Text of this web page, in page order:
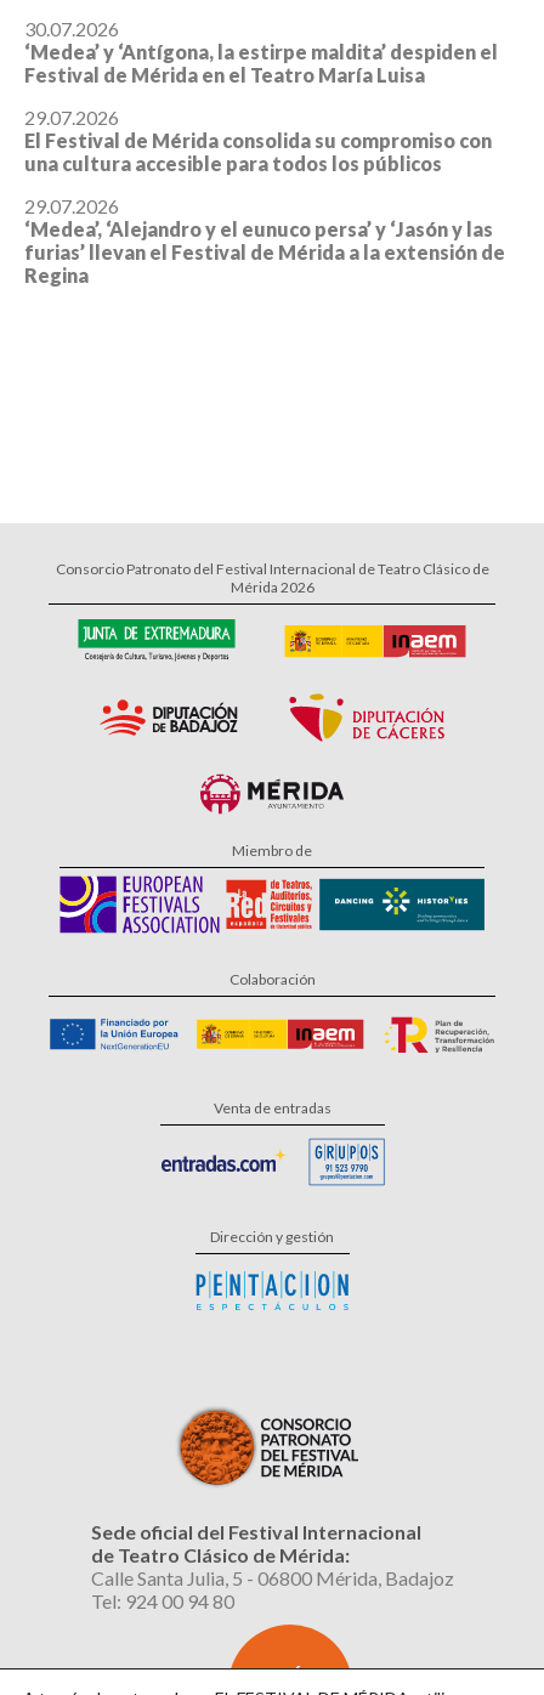
30.07.2026
‘Medea’ y ‘Antígona, la estirpe maldita’ despiden el
Festival de Mérida en el Teatro María Luisa
29.07.2026
El Festival de Mérida consolida su compromiso con
una cultura accesible para todos los públicos
29.07.2026
‘Medea’, ‘Alejandro y el eunuco persa’ y ‘Jasón y las
furias’ llevan el Festival de Mérida a la extensión de
Regina
Consorcio Patronato del Festival Internacional de Teatro Clásico de
Mérida 2026
Miembro de
Colaboración
Venta de entradas
Dirección y gestión
Sede oficial del Festival Internacional
de Teatro Clásico de Mérida:
Calle Santa Julia, 5 - 06800 Mérida, Badajoz
Tel: 924 00 94 80
SUSCRÍBETE